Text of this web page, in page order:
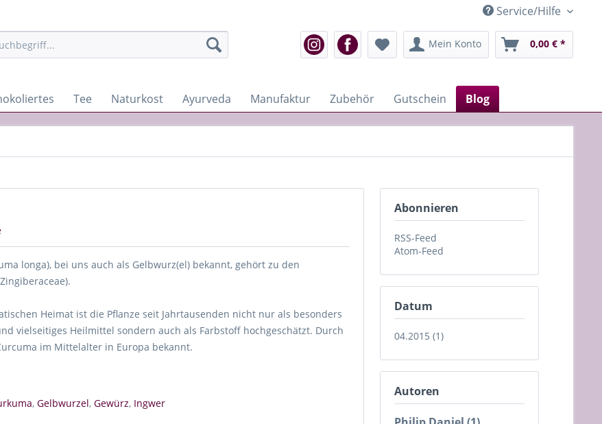
Service/Hilfe
Mein Konto 0,00 € *
Tee Naturkost Ayurveda Manufaktur Zubehör Gutschein Blog
Abonnieren
RSS-Feed
Atom-Feed
Datum
04.2015 (1)
Autoren
longa), bei uns auch als Gelbwurz(el) bekannt, gehört zu den
Heimat ist die Pflanze seit Jahrtausenden nicht nur als besonders
vielseitiges Heilmittel sondern auch als Farbstoff hochgeschätzt. Durch
im Mittelalter in Europa bekannt.
,Gelbwurzel,Gewürz, Ingwer